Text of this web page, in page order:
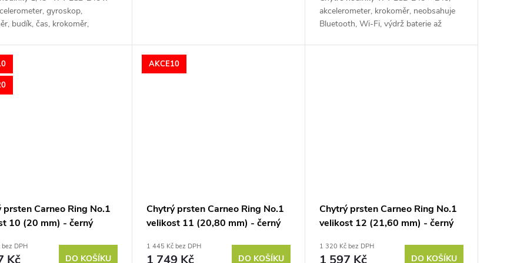
gyroskop,
budík, čas, krokoměr,
akcelerometer, krokoměr, neobsahuje
Bluetooth, Wi-Fi, výdrž baterie až
prsten Carneo Ring No.1
10 (20 mm) - černý
DPH
DO KOŠÍKU
AKCE10
Chytrý prsten Carneo Ring No.1
velikost 11 (20,80 mm) - černý
1 445 Kč bez DPH
DO KOŠÍKU
Chytrý prsten Carneo Ring No.1
velikost 12 (21,60 mm) - černý
1 320 Kč bez DPH
DO KOŠÍKU